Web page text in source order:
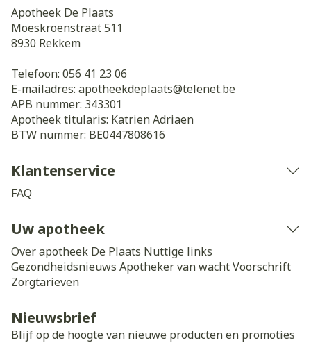
Apotheek De Plaats
Moeskroenstraat 511
8930 Rekkem
Telefoon: 056 41 23 06
E-mailadres: apotheekdeplaats@telenet.be
APB nummer: 343301
Apotheek titularis: Katrien Adriaen
BTW nummer: BE0447808616
Klantenservice
FAQ
Uw apotheek
Over apotheek De Plaats Nuttige links
Gezondheidsnieuws Apotheker van wachtVoorschrift
Zorgtarieven
Nieuwsbrief
Blijf op de hoogte van nieuwe producten en promoties